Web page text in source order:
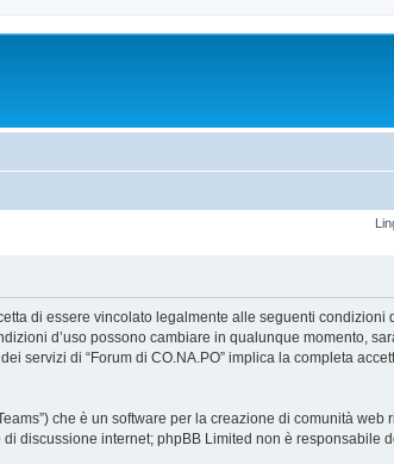
di essere vincolato legalmente alle seguenti condizioni
d’uso possono cambiare in qualunque momento,
servizi di “Forum di CO.NA.PO” implica la completa
che è un software per la creazione di comunità web
di discussione internet; phpBB Limited non è responsabile